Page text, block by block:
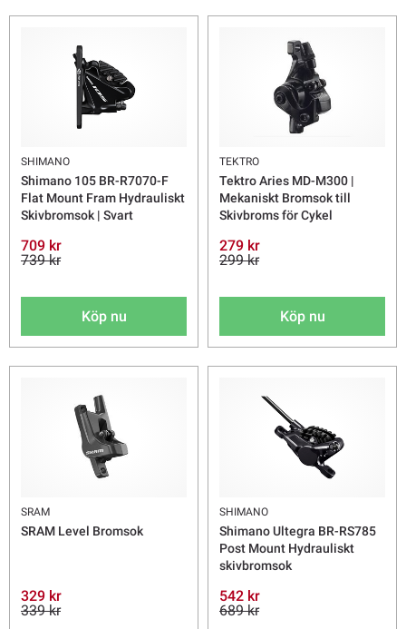
SHIMANO
Shimano 105 BR-R7070-F
Flat Mount Fram Hydrauliskt
Skivbromsok | Svart
709 kr
739 kr
Köp nu
TEKTRO
Tektro Aries MD-M300 |
Mekaniskt Bromsok till
Skivbroms för Cykel
279 kr
299 kr
Köp nu
SRAM
SRAM Level Bromsok
329 kr
339 kr
SHIMANO
Shimano Ultegra BR-RS785
Post Mount Hydrauliskt
skivbromsok
542 kr
689 kr